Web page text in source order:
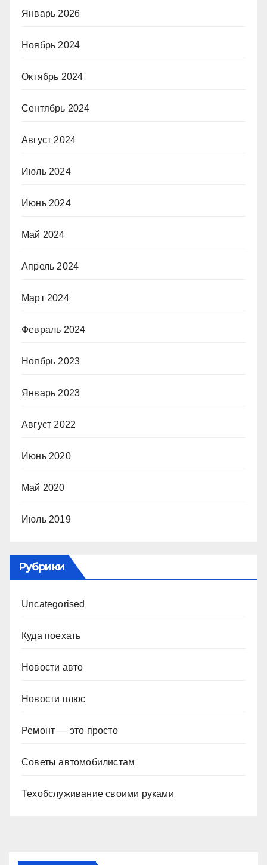
Январь 2026
Ноябрь 2024
Октябрь 2024
Сентябрь 2024
Август 2024
Июль 2024
Июнь 2024
Май 2024
Апрель 2024
Март 2024
Февраль 2024
Ноябрь 2023
Январь 2023
Август 2022
Июнь 2020
Май 2020
Июль 2019
Рубрики
Uncategorised
Куда поехать
Новости авто
Новости плюс
Ремонт — это просто
Советы автомобилистам
Техобслуживание своими руками